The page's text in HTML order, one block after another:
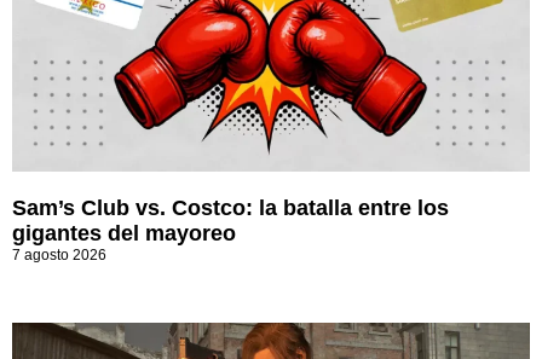
Sam’s Club vs. Costco: la batalla entre los
gigantes del mayoreo
7 agosto 2026